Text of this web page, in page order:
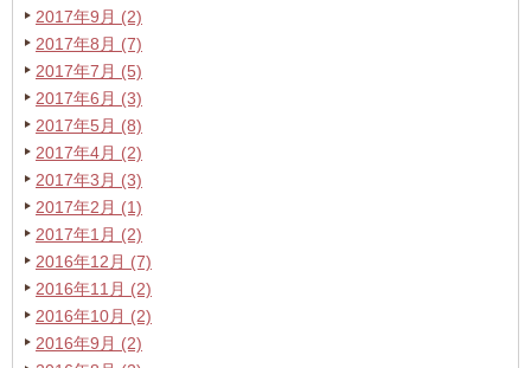
2017年9月 (2)
2017年8月 (7)
2017年7月 (5)
2017年6月 (3)
2017年5月 (8)
2017年4月 (2)
2017年3月 (3)
2017年2月 (1)
2017年1月 (2)
2016年12月 (7)
2016年11月 (2)
2016年10月 (2)
2016年9月 (2)